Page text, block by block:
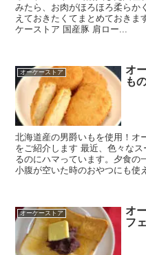
みたら、お肉がほろほろ柔らか
えておきたくてまとめておきま
ケーストア 国産豚 肩ロー...
オーケーストア
オ
も
北海道産の男爵いもを使用！オ
をご紹介します 最近、色々な
るのにハマっています。夕食の
小腹が空いた時のおやつにも使
オーケーストア
オ
フ